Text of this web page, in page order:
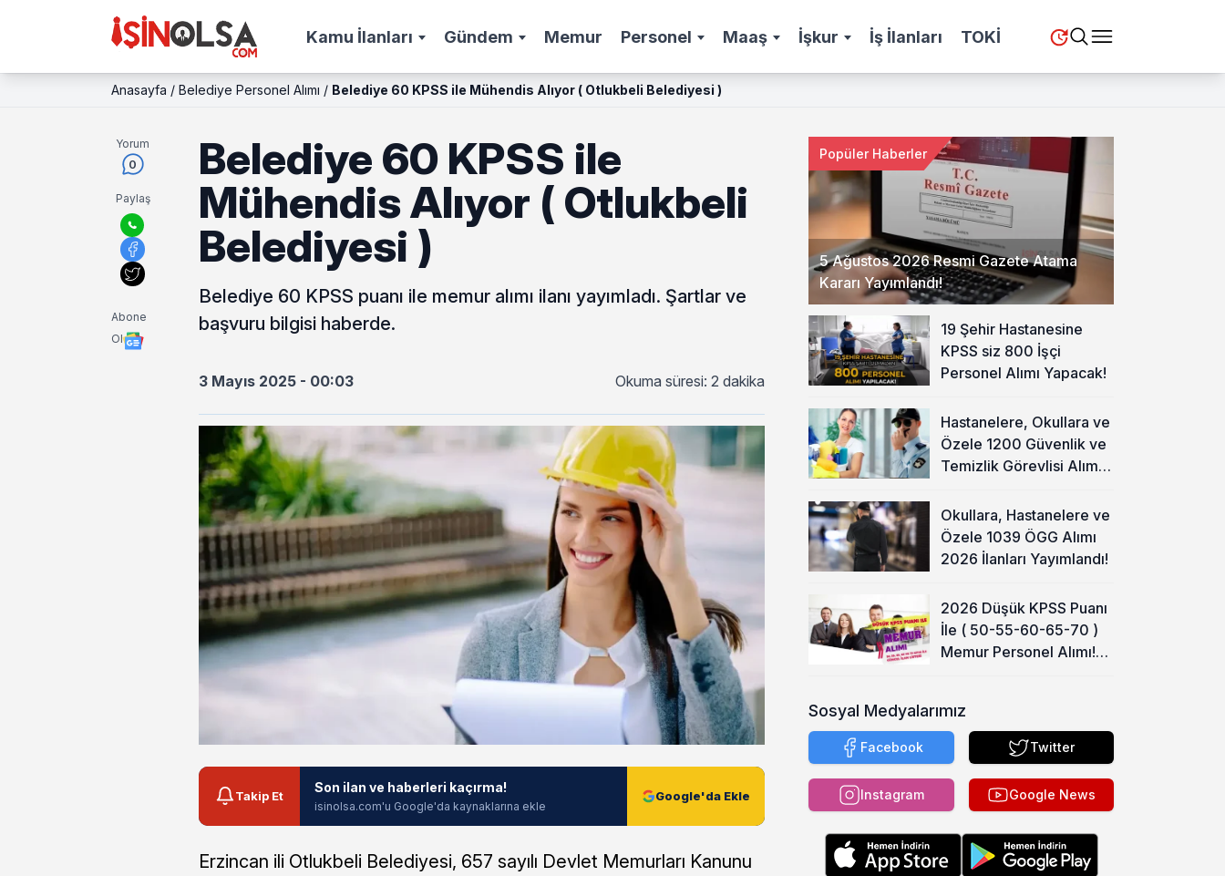
Kamu İlanları Gündem Memur Personel Maaş İşkur İş İlanları TOKİ
Anasayfa / Belediye Personel Alımı / Belediye 60 KPSS ile Mühendis Alıyor ( Otlukbeli Belediyesi )
Yorum
0
Paylaş
Abone
Ol
Belediye 60 KPSS ile
Mühendis Alıyor ( Otlukbeli
Belediyesi )
Belediye 60 KPSS puanı ile memur alımı ilanı yayımladı. Şartlar ve
başvuru bilgisi haberde.
3 Mayıs 2025 - 00:03 Okuma süresi: 2 dakika
Takip Et
Son ilan ve haberleri kaçırma!
isinolsa.com'u Google'da kaynaklarına ekle
Google'da Ekle
Erzincan ili Otlukbeli Belediyesi, 657 sayılı Devlet Memurları Kanunu
5 Ağustos 2026 Resmi Gazete Atama
Kararı Yayımlandı!
Popüler Haberler
19 Şehir Hastanesine
KPSS siz 800 İşçi
Personel Alımı Yapacak!
Hastanelere, Okullara ve
Özele 1200 Güvenlik ve
Temizlik Görevlisi Alımı
Okullara, Hastanelere ve
Özele 1039 ÖGG Alımı
2026 İlanları Yayımlandı!
2026 Düşük KPSS Puanı
İle ( 50-55-60-65-70 )
Memur Personel Alımı!
Sosyal Medyalarımız
Facebook Twitter
Instagram Google News